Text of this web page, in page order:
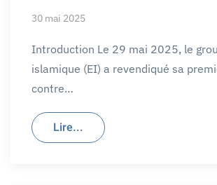
30 mai 2025
Introduction Le 29 mai 2025, le
islamique (EI) a revendiqué sa
contre…
Lire...